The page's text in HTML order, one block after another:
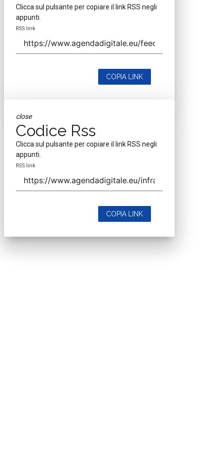
Clicca sul pulsante per copiare il link RSS negli
appunti.
RSS link
COPIA LINK
close
Codice Rss
Clicca sul pulsante per copiare il link RSS negli
appunti.
RSS link
COPIA LINK